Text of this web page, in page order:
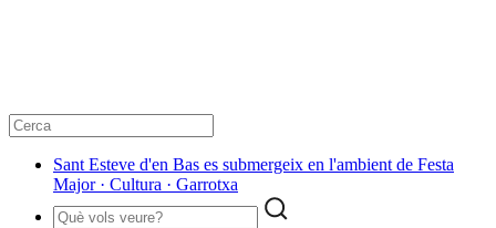
Sant Esteve d'en Bas es submergeix en l'ambient de Festa
Major · Cultura · Garrotxa